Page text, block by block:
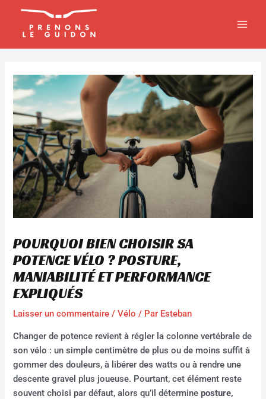
contenu
POURQUOI BIEN CHOISIR SA
POTENCE VÉLO ? POSTURE,
MANIABILITÉ ET PERFORMANCE
EXPLIQUÉS
Laisser un commentaire /Vélo / Par Esteban
Changer de potence revient à régler la colonne vertébrale de
son vélo : un simple centimètre de plus ou de moins suffit à
gommer des douleurs, à libérer des watts ou à rendre une
descente gravel plus joueuse. Pourtant, cet élément reste
souvent choisi par défaut, alors qu’il détermineposture,